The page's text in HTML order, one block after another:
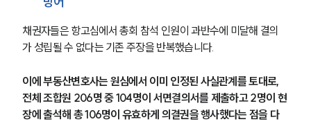
채권자들은 항고심에서 총회 참석 인원이 과반수에 미달해 결의
가 성립될 수 없다는 기존 주장을 반복했습니다.
이에 부동산변호사는 원심에서 이미 인정된 사실관계를 토대로,
전체 조합원 206명 중 104명이 서면결의서를 제출하고 2명이 현
장에 출석해 총 106명이 유효하게 의결권을 행사했다는 점을 다